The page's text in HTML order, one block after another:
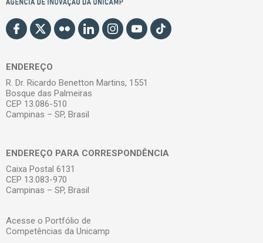
ENDEREÇO
R. Dr. Ricardo Benetton Martins, 1551
Bosque das Palmeiras
CEP 13.086-510
Campinas – SP, Brasil
ENDEREÇO PARA CORRESPONDÊNCIA
Caixa Postal 6131
CEP 13.083-970
Campinas – SP, Brasil
Acesse o Portfólio de
Competências da Unicamp